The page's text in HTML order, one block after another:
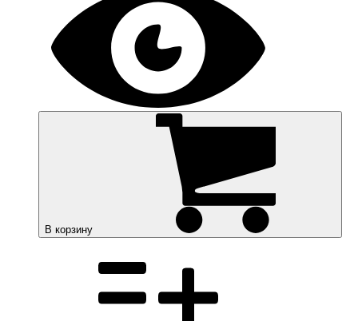
В корзину